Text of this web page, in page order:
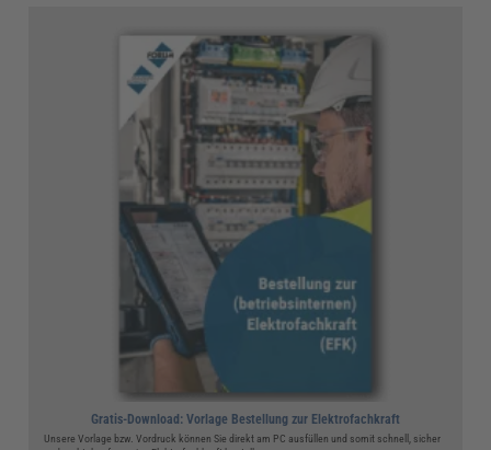
Gratis-Download: Vorlage Bestellung zur Elektrofachkraft
Unsere Vorlage bzw. Vordruck können Sie direkt am PC ausfüllen und somit schnell, sicher